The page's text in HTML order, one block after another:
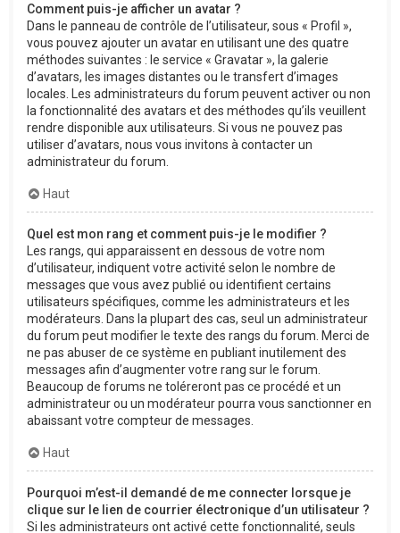
Comment puis-je afficher un avatar ?
Dans le panneau de contrôle de l’utilisateur, sous « Profil »,
vous pouvez ajouter un avatar en utilisant une des quatre
méthodes suivantes : le service « Gravatar », la galerie
d’avatars, les images distantes ou le transfert d’images
locales. Les administrateurs du forum peuvent activer ou non
la fonctionnalité des avatars et des méthodes qu’ils veuillent
rendre disponible aux utilisateurs. Si vous ne pouvez pas
utiliser d’avatars, nous vous invitons à contacter un
administrateur du forum.
Haut
Quel est mon rang et comment puis-je le modifier ?
Les rangs, qui apparaissent en dessous de votre nom
d’utilisateur, indiquent votre activité selon le nombre de
messages que vous avez publié ou identifient certains
utilisateurs spécifiques, comme les administrateurs et les
modérateurs. Dans la plupart des cas, seul un administrateur
du forum peut modifier le texte des rangs du forum. Merci de
ne pas abuser de ce système en publiant inutilement des
messages afin d’augmenter votre rang sur le forum.
Beaucoup de forums ne toléreront pas ce procédé et un
administrateur ou un modérateur pourra vous sanctionner en
abaissant votre compteur de messages.
Haut
Pourquoi m’est-il demandé de me connecter lorsque je
clique sur le lien de courrier électronique d’un utilisateur ?
Si les administrateurs ont activé cette fonctionnalité, seuls